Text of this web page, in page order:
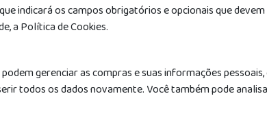
indicará os campos obrigatórios e opcionais que
a Política de Cookies.
gerenciar as compras e suas informações
todos os dados novamente. Você também pode